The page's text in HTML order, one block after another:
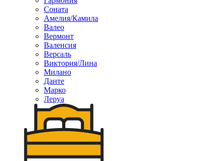
Соната
Амелия/Камила
Валео
Вермонт
Валенсия
Версаль
Виктория/Лина
Милано
Данте
Марко
Леруа